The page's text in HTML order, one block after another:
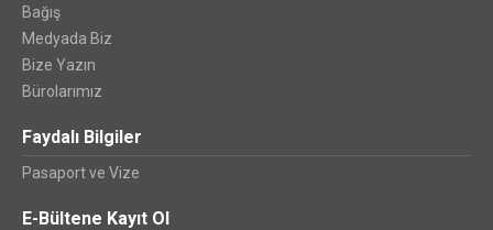
Bağış
Medyada Biz
Bize Yazın
Bürolarımız
Faydalı Bilgiler
Pasaport ve Vize
E-Bültene Kayıt Ol